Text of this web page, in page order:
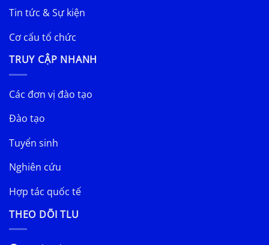
Tin tức & Sự kiện
Cơ cấu tổ chức
TRUY CẬP NHANH
Các đơn vị đào tạo
Đào tạo
Tuyển sinh
Nghiên cứu
Hợp tác quốc tế
THEO DÕI TLU